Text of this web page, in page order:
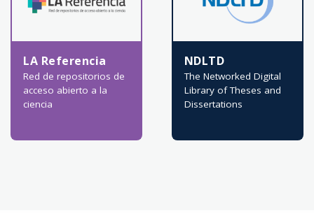
LA Referencia
Red de repositorios de
acceso abierto a la
ciencia
NDLTD
The Networked Digital
Library of Theses and
Dissertations